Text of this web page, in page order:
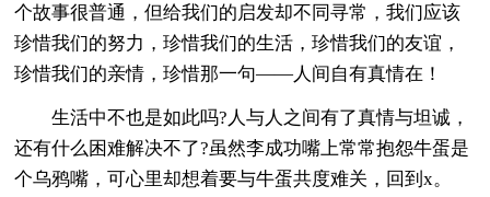
个故事很普通，但给我们的启发却不同寻常，我们应该
珍惜我们的努力，珍惜我们的生活，珍惜我们的友谊，
珍惜我们的亲情，珍惜那一句——人间自有真情在！
生活中不也是如此吗?人与人之间有了真情与坦诚，
还有什么困难解决不了?虽然李成功嘴上常常抱怨牛蛋是
个乌鸦嘴，可心里却想着要与牛蛋共度难关，回到x。